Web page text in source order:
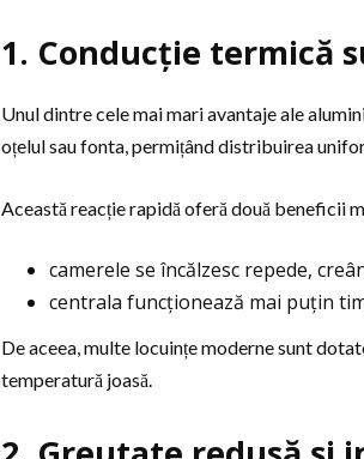
1. Conducție termică
Unul dintre cele mai mari avantaje ale
oțelul sau fonta, permițând distribuirea
Această reacție rapidă oferă două beneficii
camerele se încălzesc repede,
centrala funcționează mai puțin
De aceea, multe locuințe moderne sunt
temperatură joasă.